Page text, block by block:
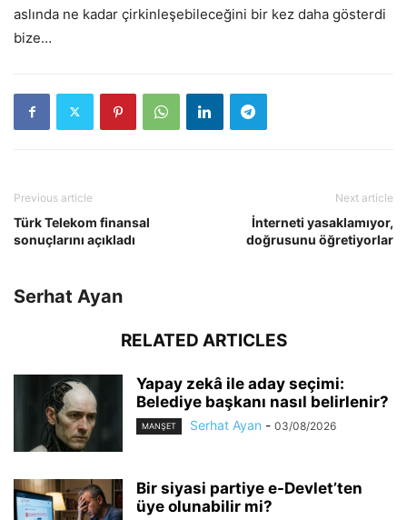
aslında ne kadar çirkinleşebileceğini bir kez daha gösterdi
bize…
Previous article
Türk Telekom finansal
sonuçlarını açıkladı
Next article
İnterneti yasaklamıyor,
doğrusunu öğretiyorlar
Serhat Ayan
RELATED ARTICLES
Yapay zekâ ile aday seçimi:
Belediye başkanı nasıl belirlenir?
MANŞET Serhat Ayan - 03/08/2026
Bir siyasi partiye e-Devlet’ten
üye olunabilir mi?